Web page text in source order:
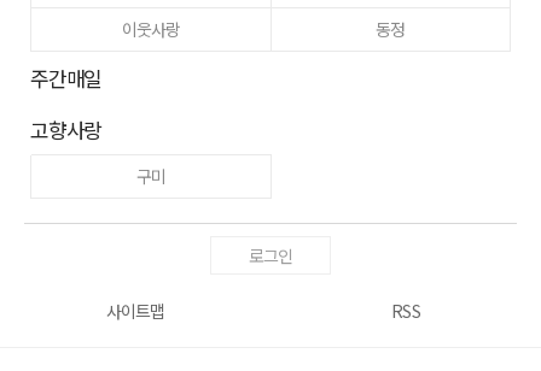
이웃사랑
동정
주간매일
고향사랑
구미
로그인
사이트맵 RSS